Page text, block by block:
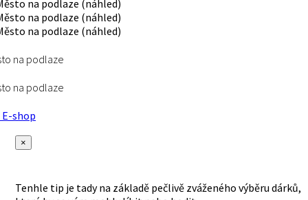
na podlaze
na podlaze
shop
×
Tenhle tip je tady na základě pečlivě zváženého výběru dárků,